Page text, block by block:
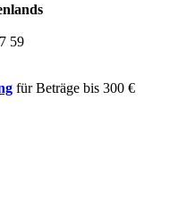
59
für Beträge bis 300 €